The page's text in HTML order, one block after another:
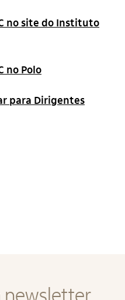
no site do Instituto
no Polo
para Dirigentes